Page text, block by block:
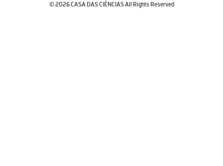
© 2026 CASA DAS CIÊNCIAS All Rights Reserved